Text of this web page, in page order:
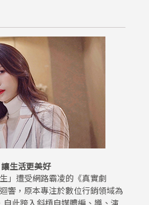
生活更美好
」遭受網路霸凌的《真實劇
響，原本專注於數位行銷領域為
此跨入斜槓自媒體編、導、演